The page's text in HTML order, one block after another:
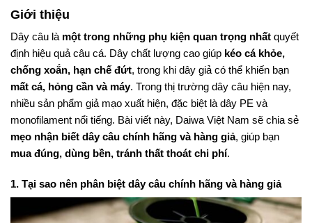
Giới thiệu
Dây câu là một trong những phụ kiện quan trọng nhất quyết
định hiệu quả câu cá. Dây chất lượng cao giúp kéo cá khỏe,
chống xoắn, hạn chế đứt, trong khi dây giả có thể khiến bạn
mất cá, hỏng cần và máy. Trong thị trường dây câu hiện nay,
nhiều sản phẩm giả mạo xuất hiện, đặc biệt là dây PE và
monofilament nổi tiếng. Bài viết này, Daiwa Việt Nam sẽ chia sẻ
mẹo nhận biết dây câu chính hãng và hàng giả, giúp bạn
mua đúng, dùng bền, tránh thất thoát chi phí.
1. Tại sao nên phân biệt dây câu chính hãng và hàng giả